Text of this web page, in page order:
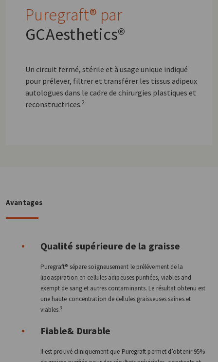
Puregraft® par
GCAesthetics®
Un circuit fermé, stérile et à usage unique indiqué
pour prélever, filtrer et transférer les tissus adipeux
autologues dans le cadre de chirurgies plastiques et
reconstructrices.2
Avantages
Qualité supérieure de la graisse
Puregraft® sépare soigneusement le prélévement de la
lipoaspiration en cellules adipeuses purifiées, viables and
exempt de sang et autres contaminants. Le résultat obtenu est
une haute concentration de cellules graisseuses saines et
viables.3
Fiable& Durable
Il est prouvé cliniquement que Puregraft permet d’obtenir 95%